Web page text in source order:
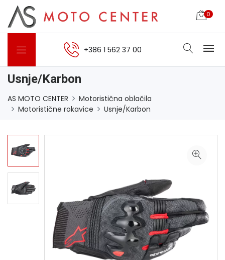
0
+386 1 562 37 00
Usnje/Karbon
AS MOTO CENTER
Motoristična oblačila
Motoristične rokavice
Usnje/Karbon